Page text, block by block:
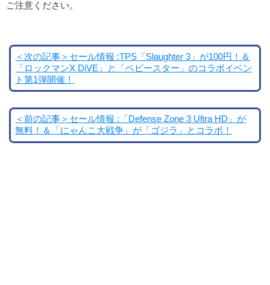
ご注意ください。
＜次の記事＞セール情報 :TPS「Slaughter 3」が100円！＆
「ロックマンX DiVE」と「ベビースター」のコラボイベン
ト第1弾開催！
＜前の記事＞セール情報 :「Defense Zone 3 Ultra HD」が
無料！＆「にゃんこ大戦争」が「ゴジラ」とコラボ！